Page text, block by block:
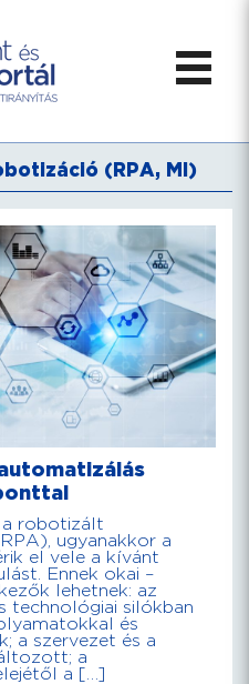
(RPA, MI)
a robotizált
ugyanakkor a
el vele a kívánt
Ennek okai –
lehetnek: az
technológiai silókban
és
a szervezet és a
a
a […]